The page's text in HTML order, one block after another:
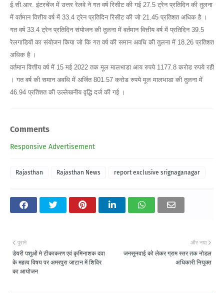
ई.सी.आर. इंटरचेंज में उत्तर रेलवे ने गत वर्ष रिसीट की गई 27.5 ट्रेन प्रतिदिन की तुलना
में वर्तमान वित्तीय वर्ष में 33.4 ट्रेन प्रतिदिन रिसीट की जो 21.45 प्रतिशत अधिक है ।
गत वर्ष 33.4 ट्रेन प्रतिदिन संयोजन की तुलना में वर्तमान वित्तीय वर्ष में प्रतिदिन 39.5
रेलगाडियों का संयोजन किया जो कि गत वर्ष की समान अवधि की तुलना में 18.26 प्रतिशत
अधिक है ।
वर्तमान वित्तीय वर्ष में 15 मई 2022 तक मूल मालभाडा आय रुपये 1177.8 करोड रुपये रही
। गत वर्ष की समान अवधि में अर्जित 801.57 करोड रुपये मूल मालभाडा की तुलना में
46.94 प्रतिशत की उल्लेखनीय वृद्धि दर्ज की गई ।
Comments
Responsive Advertisement
Rajasthan Rajasthan News report exclusive srignaganagar
और नया
जनसुनवाई को लेकर ग्राम स्तर तक नोडल
अधिकारी नियुक्त
पुराने
डेयरी पशुओं मे टीकाकरण एवं कृमिनाशक दवा
के महत्व विषय पर अमरपुरा जाटान में शिविर
का आयोजन